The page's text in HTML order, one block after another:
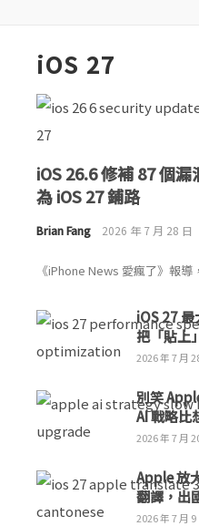
iOS 27
iOS 26.6 修補 87 個
為 iOS 27 鋪路
Brian Fang 2026 年 7 月 28 日
《iPhone News 愛瘋了》報導
iOS 27
把「貼上
2026 年 7 月
別笑
AI 戰略比
2026 年 7 月
Apple 放
翻譯，出
2026 年 7 月 9